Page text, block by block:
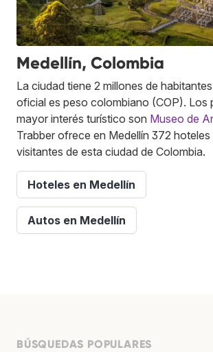
Medellín, Colombia
La ciudad tiene 2 millones de
oficial es peso colombiano (COP). Los
mayor interés turístico son Museo de
Trabber ofrece en Medellín 372 hoteles
visitantes de esta ciudad de Colombia.
Hoteles en Medellín
Autos en Medellín
BÚSQUEDAS POPULARES